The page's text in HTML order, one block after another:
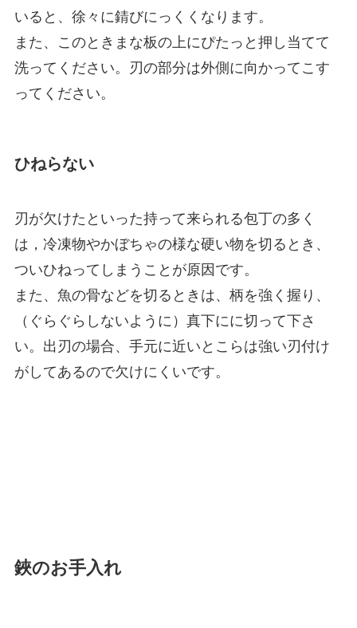
いると、徐々に錆びにっくくなります。
また、このときまな板の上にぴたっと押し当てて
洗ってください。刃の部分は外側に向かってこす
ってください。
ひねらない
刃が欠けたといった持って来られる包丁の多く
は，冷凍物やかぼちゃの様な硬い物を切るとき、
ついひねってしまうことが原因です。
また、魚の骨などを切るときは、柄を強く握り、
（ぐらぐらしないように）真下にに切って下さ
い。出刃の場合、手元に近いとこらは強い刃付け
がしてあるので欠けにくいです。
鋏のお手入れ